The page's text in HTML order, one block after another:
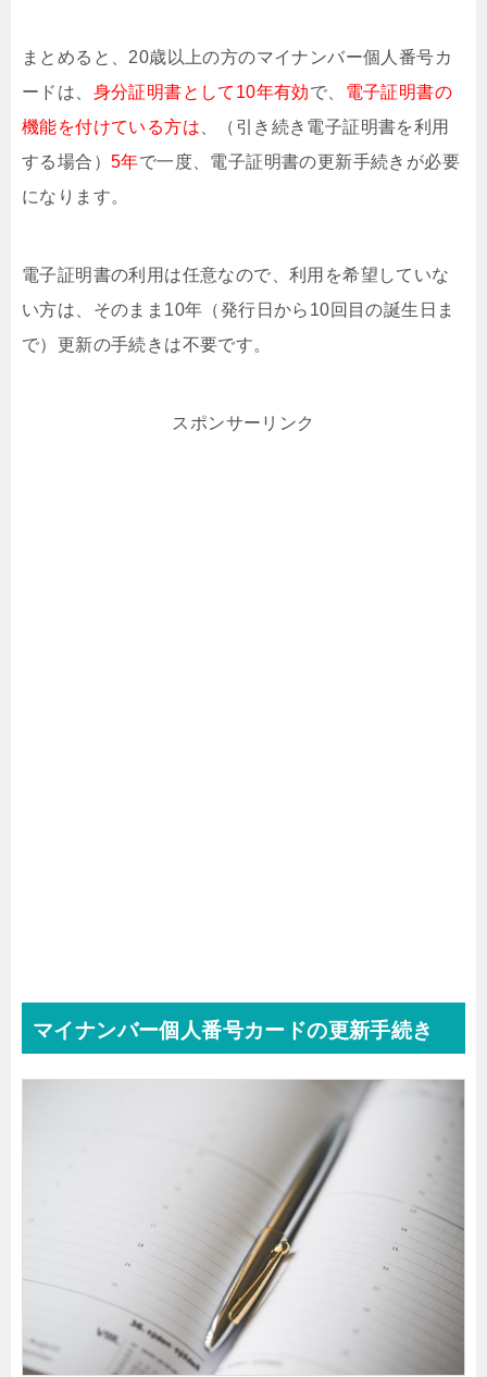
まとめると、20歳以上の方のマイナンバー個人番号カ
ードは、 身分証明書として10年有効で、 電子証明書の
機能を付けている方は、（引き続き電子証明書を利用
する場合） 5年で一度、電子証明書の更新手続きが必要
になります。
電子証明書の利用は任意なので、利用を希望していな
い方は、そのまま10年（発行日から10回目の誕生日ま
で）更新の手続きは不要です。
スポンサーリンク
マイナンバー個人番号カードの更新手続き